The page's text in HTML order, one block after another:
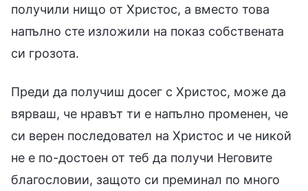
получили нищо от Христос, а вместо това
напълно сте изложили на показ собствената
си грозота.
Преди да получиш досег с Христос, може да
вярваш, че нравът ти е напълно променен, че
си верен последовател на Христос и че никой
не е по-достоен от теб да получи Неговите
благословии, защото си преминал по много